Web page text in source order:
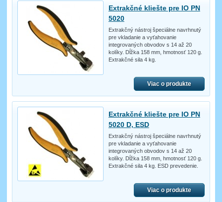
Extrakčné kliešte pre IO PN
5020
Extrakčný nástroj špeciálne navrhnutý
pre vkladanie a vyťahovanie
integrovaných obvodov s 14 až 20
kolíky. Dĺžka 158 mm, hmotnosť 120 g.
Extrakčné sila 4 kg.
Viac o produkte
Extrakčné kliešte pre IO PN
5020 D, ESD
Extrakčný nástroj špeciálne navrhnutý
pre vkladanie a vyťahovanie
integrovaných obvodov s 14 až 20
kolíky. Dĺžka 158 mm, hmotnosť 120 g.
Extrakčné sila 4 kg. ESD prevedenie.
Viac o produkte